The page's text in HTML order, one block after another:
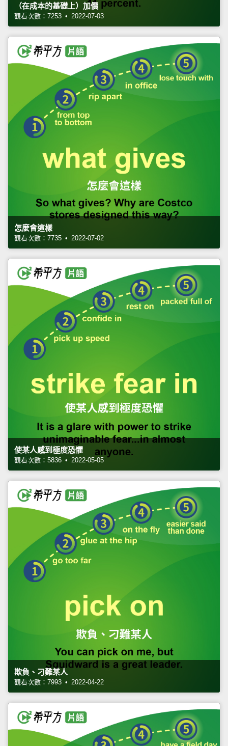
（在成本的基礎上）加價
觀看次數：7253 • 2022-07-03
怎麼會這樣
觀看次數：7735 • 2022-07-02
使某人感到極度恐懼
觀看次數：5836 • 2022-05-05
欺負、刁難某人
觀看次數：7993 • 2022-04-22